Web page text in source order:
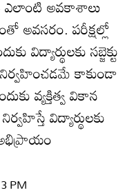
ఎలాంటి అవకాశాలు
అవసరం. పరీక్షల్లో
విద్యార్థులకు సబ్జెక్టు
నిర్వహించడమే కాకుండా
వ్యక్తిత్వ వికాన
విద్యార్థులకు
PM